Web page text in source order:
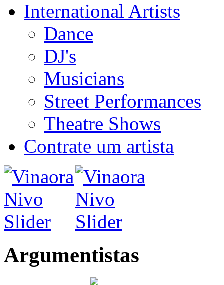
International Artists
Dance
DJ's
Musicians
Street Performances
Theatre Shows
Contrate um artista
Argumentistas